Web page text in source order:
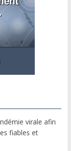
virale afin
fiables et